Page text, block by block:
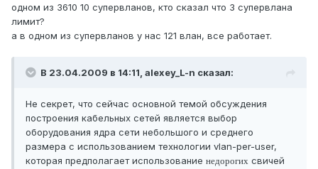
одном из 3610 10 супервланов, кто сказал что 3 супервлана
лимит?
а в одном из супервланов у нас 121 влан, все работает.
В 23.04.2009 в 14:11, alexey_L-n сказал:
Не секрет, что сейчас основной темой обсуждения
построения кабельных сетей является выбор
оборудования ядра сети небольшого и среднего
размера с использованием технологии vlan-per-user,
которая предполагает использование недорогих свичей